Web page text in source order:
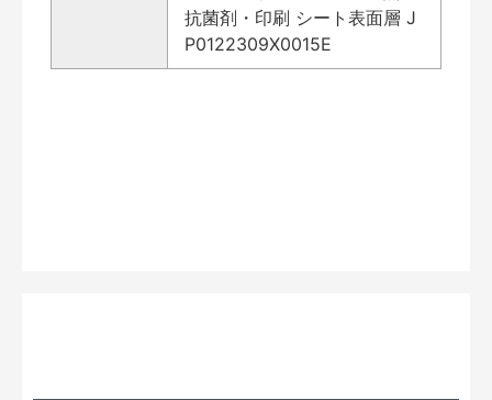
抗菌剤・印刷 シート表面層 J
P0122309X0015E